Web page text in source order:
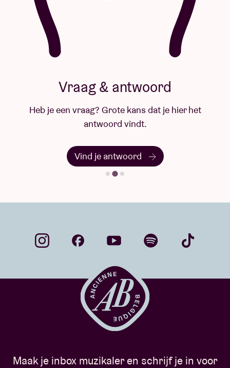
Vraag & antwoord
Heb je een vraag? Grote kans dat je hier het
antwoord vindt.
Vind je antwoord
Maak je inbox muzikaler en schrijf je in voor